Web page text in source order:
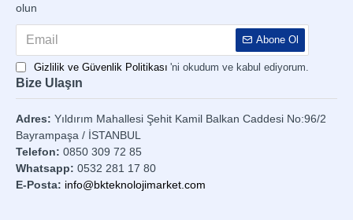
olun
Abone Ol
Gizlilik ve Güvenlik Politikası 'ni okudum ve kabul ediyorum.
Bize Ulaşın
Adres: Yıldırım Mahallesi Şehit Kamil Balkan Caddesi No:96/2
Bayrampaşa / İSTANBUL
Telefon: 0850 309 72 85
Whatsapp: 0532 281 17 80
E-Posta: info@bkteknolojimarket.com